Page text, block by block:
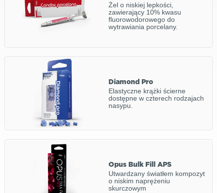
Żel o niskiej lepkości,
zawierający 10% kwasu
fluorowodorowego do
wytrawiania porcelany.
Diamond Pro
Elastyczne krążki ścierne
dostępne w czterech rodzajach
nasypu.
Opus Bulk Fill APS
Utwardzany światłem kompozyt
o niskim naprężeniu
skurczowym